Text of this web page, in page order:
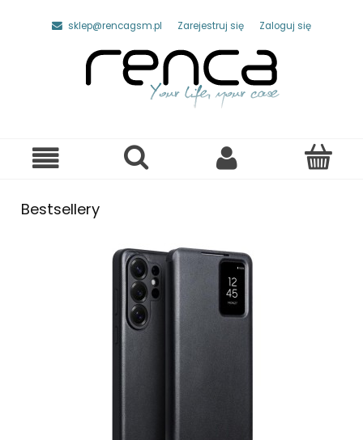
sklep@rencagsm.pl Zarejestruj się Zaloguj się
Bestsellery